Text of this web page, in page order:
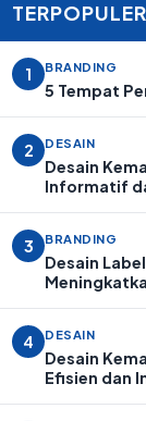
TERPOPULER
1 BRANDING
5 Tempat
2 DESAIN
Desain
Informatif
3 BRANDING
Desain
4 DESAIN
Desain
Efisien dan